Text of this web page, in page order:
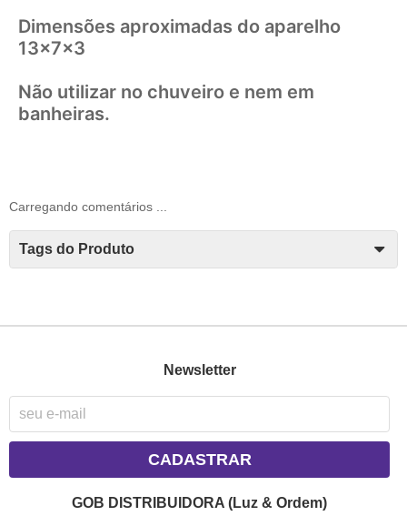
Dimensões aproximadas do aparelho
13x7x3
Não utilizar no chuveiro e nem em
banheiras.
Carregando comentários ...
Tags do Produto
Newsletter
CADASTRAR
GOB DISTRIBUIDORA (Luz & Ordem)